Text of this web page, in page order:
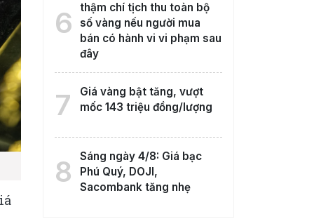
6
thậm chí tịch thu toàn bộ
số vàng nếu người mua
bán có hành vi vi phạm sau
đây
7
Giá vàng bật tăng, vượt
mốc 143 triệu đồng/lượng
8
Sáng ngày 4/8: Giá bạc
Phú Quý, DOJI,
Sacombank tăng nhẹ